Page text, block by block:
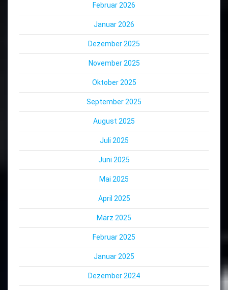
Februar 2026
Januar 2026
Dezember 2025
November 2025
Oktober 2025
September 2025
August 2025
Juli 2025
Juni 2025
Mai 2025
April 2025
März 2025
Februar 2025
Januar 2025
Dezember 2024